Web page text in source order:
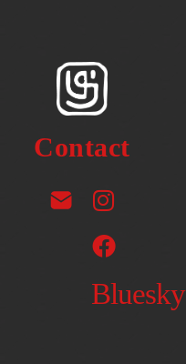
Contact
Bluesky